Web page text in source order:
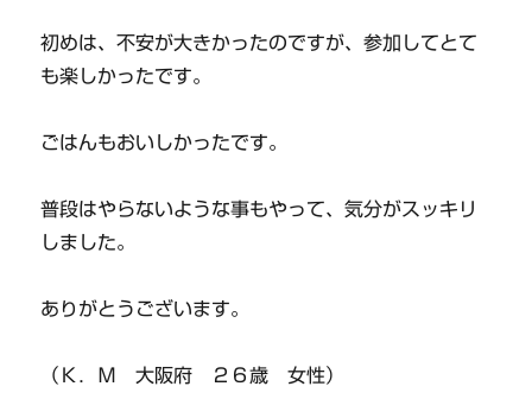
初めは、不安が大きかったのですが、参加してとて
も楽しかったです。
ごはんもおいしかったです。
普段はやらないような事もやって、気分がスッキリ
しました。
ありがとうございます。
（Ｋ．Ｍ 大阪府 ２６歳 女性）